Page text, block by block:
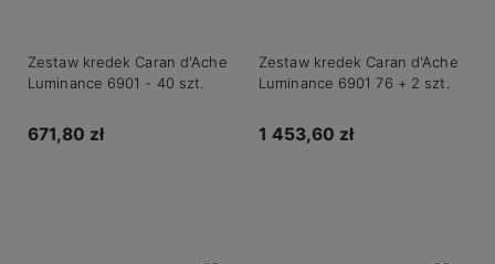
Zestaw kredek Caran d'Ache
Luminance 6901 - 40 szt.
671,80 zł
Zestaw kredek Caran d'Ache
Luminance 6901 76 + 2 szt.
1 453,60 zł